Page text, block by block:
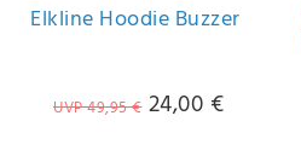
Elkline Hoodie Buzzer
UVP 49,95 € 24,00 €